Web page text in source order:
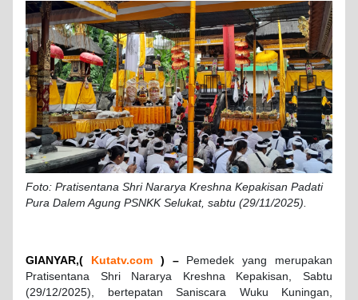
Foto: Pratisentana Shri Nararya Kreshna Kepakisan Padati
Pura Dalem Agung PSNKK Selukat, sabtu (29/11/2025).
GIANYAR,( Kutatv.com ) –
Pemedek yang merupakan
Pratisentana Shri Nararya Kreshna Kepakisan, Sabtu
(29/12/2025), bertepatan Saniscara Wuku Kuningan,